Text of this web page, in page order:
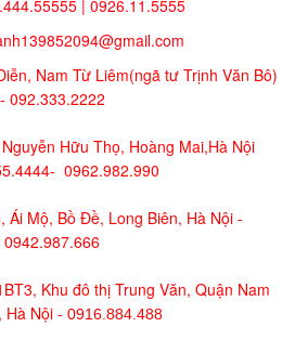
| 0926.11.5555
Nam Từ Liêm(ngã tư Trịnh Văn Bô)
- 092.333.2222
Hữu Thọ, Hoàng Mai,Hà Nội
0962.982.990
Ái Mộ, Bồ Đề, Long Biên, Hà Nội -
0942.987.666
Khu đô thị Trung Văn, Quận Nam
Hà Nội - 0916.884.488